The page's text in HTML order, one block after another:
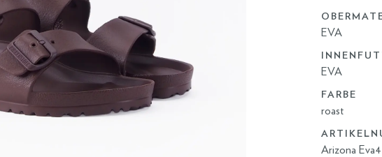
EVA
EVA
FARBE
roast
Arizona Eva4